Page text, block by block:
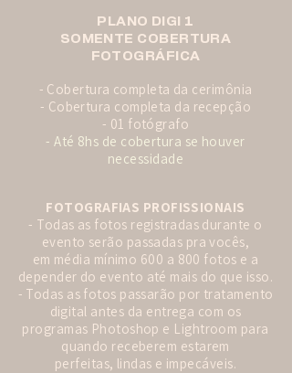
PLANO DIGI 1
SOMENTE COBERTURA
FOTOGRÁFICA
- Cobertura completa da cerimônia
- Cobertura completa da recepção
- 01 fotógrafo
- Até 8hs de cobertura se houver
necessidade
FOTOGRAFIAS PROFISSIONAIS
- Todas as fotos registradas durante o
evento serão passadas pra vocês,
em média mínimo 600 a 800 fotos e a
depender do evento até mais do que isso.
- Todas as fotos passarão por tratamento
digital antes da entrega com os
programas Photoshop e Lightroom para
quando receberem estarem
perfeitas, lindas e impecáveis.